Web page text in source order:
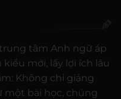
trung tâm Anh ngữ áp
mới, lấy lợi ích lâu
Không chỉ giảng
một bài học, chúng